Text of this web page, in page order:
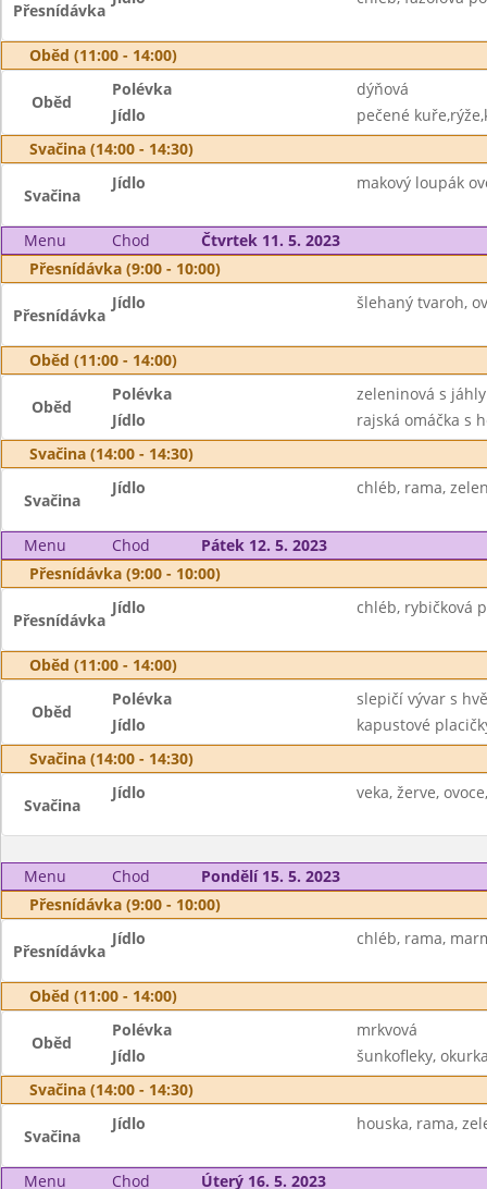
Přesnídávka
Oběd (11:00 - 14:00)
Oběd
Polévka
dýňová
Jídlo
pečené
Svačina (14:00 - 14:30)
Svačina
Jídlo makový loupák
Menu Chod
Čtvrtek 11. 5. 2023
Přesnídávka (9:00 - 10:00)
Přesnídávka
Jídlo šlehaný tvaroh,
Oběd (11:00 - 14:00)
Oběd
Polévka
zeleninová s jáhly
Jídlo
rajská omáčka s
Svačina (14:00 - 14:30)
Svačina
Jídlo chléb, rama,
Menu Chod
Pátek 12. 5. 2023
Přesnídávka (9:00 - 10:00)
Přesnídávka
Jídlo chléb, rybičková
Oběd (11:00 - 14:00)
Oběd
Polévka
slepičí vývar s
Jídlo
kapustové
Svačina (14:00 - 14:30)
Svačina
Jídlo veka, žerve,
Menu Chod
Pondělí 15. 5. 2023
Přesnídávka (9:00 - 10:00)
Přesnídávka
Jídlo chléb, rama,
Oběd (11:00 - 14:00)
Oběd
Polévka
mrkvová
Jídlo
šunkofleky,
Svačina (14:00 - 14:30)
Svačina
Jídlo houska, rama,
Menu Chod
Úterý 16. 5. 2023